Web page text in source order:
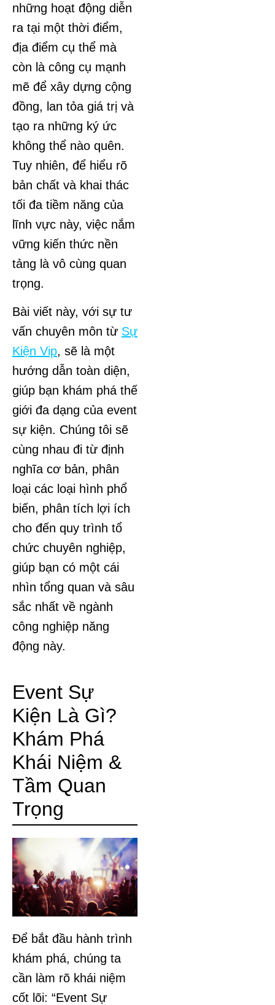
những hoạt động diễn
ra tại một thời điểm,
địa điểm cụ thể mà
còn là công cụ mạnh
mẽ để xây dựng cộng
đồng, lan tỏa giá trị và
tạo ra những ký ức
không thể nào quên.
Tuy nhiên, để hiểu rõ
bản chất và khai thác
tối đa tiềm năng của
lĩnh vực này, việc nắm
vững kiến thức nền
tảng là vô cùng quan
trọng.
Bài viết này, với sự tư
vấn chuyên môn từ Sự
Kiện Vip, sẽ là một
hướng dẫn toàn diện,
giúp bạn khám phá thế
giới đa dạng của event
sự kiện. Chúng tôi sẽ
cùng nhau đi từ định
nghĩa cơ bản, phân
loại các loại hình phổ
biến, phân tích lợi ích
cho đến quy trình tổ
chức chuyên nghiệp,
giúp bạn có một cái
nhìn tổng quan và sâu
sắc nhất về ngành
công nghiệp năng
động này.
Event Sự
Kiện Là Gì?
Khám Phá
Khái Niệm &
Tầm Quan
Trọng
Để bắt đầu hành trình
khám phá, chúng ta
cần làm rõ khái niệm
cốt lõi: “Event Sự